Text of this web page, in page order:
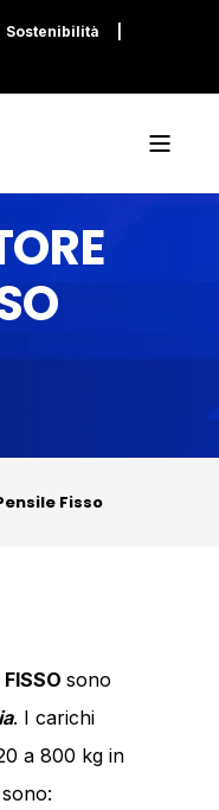
Sostenibilità
Fisso
FISSO sono
. I carichi
a 800 kg in